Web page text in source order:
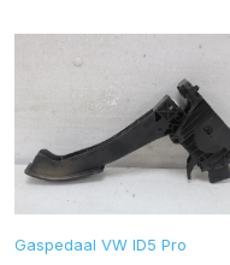
Gaspedaal VW ID5 Pro